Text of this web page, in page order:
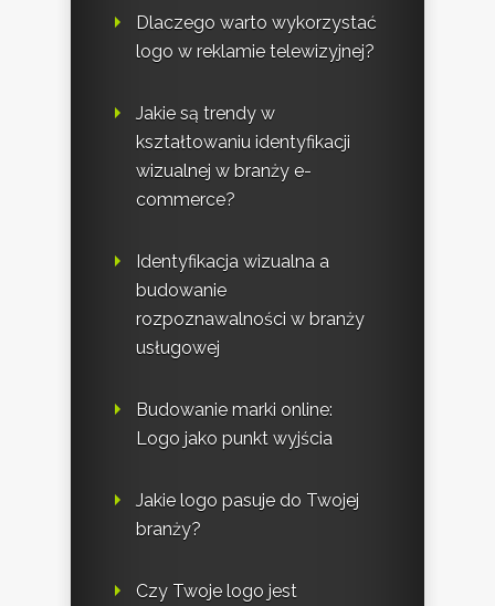
Dlaczego warto wykorzystać
logo w reklamie telewizyjnej?
Jakie są trendy w
kształtowaniu identyfikacji
wizualnej w branży e-
commerce?
Identyfikacja wizualna a
budowanie
rozpoznawalności w branży
usługowej
Budowanie marki online:
Logo jako punkt wyjścia
Jakie logo pasuje do Twojej
branży?
Czy Twoje logo jest